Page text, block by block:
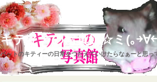
キティーの写真館☆ミ(｡￫∀
ペットのキティーの日常をつたえていけたらなぁーと思